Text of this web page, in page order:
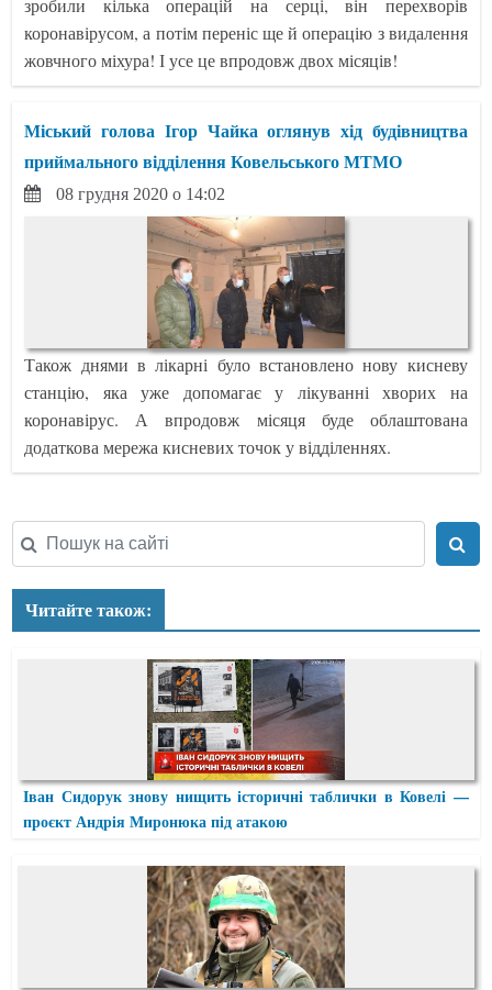
зробили кілька операцій на серці, він перехворів
коронавірусом, а потім переніс ще й операцію з видалення
жовчного міхура! І усе це впродовж двох місяців!
Міський голова Ігор Чайка оглянув хід будівництва
приймального відділення Ковельського МТМО
08 грудня 2020 о 14:02
Також днями в лікарні було встановлено нову кисневу
станцію, яка уже допомагає у лікуванні хворих на
коронавірус. А впродовж місяця буде облаштована
додаткова мережа кисневих точок у відділеннях.
Читайте також:
Іван Сидорук знову нищить історичні таблички в Ковелі —
проєкт Андрія Миронюка під атакою